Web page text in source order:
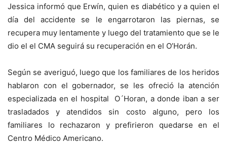
Jessica informó que Erwín, quien es diabético y a quien el
día del accidente se le engarrotaron las piernas, se
recupera muy lentamente y luego del tratamiento que se le
dio el el CMA seguirá su recuperación en el O’Horán.
Según se averiguó, luego que los familiares de los heridos
hablaron con el gobernador, se les ofreció la atención
especializada en el hospital O´Horan, a donde iban a ser
trasladados y atendidos sin costo alguno, pero los
familiares lo rechazaron y prefirieron quedarse en el
Centro Médico Americano.